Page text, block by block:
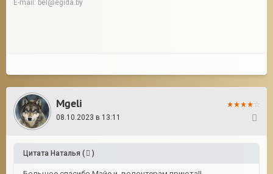
E-mail: bel@egida.by
Mgeli
08.10.2023 в 13:11
Цитата Наталья ( )